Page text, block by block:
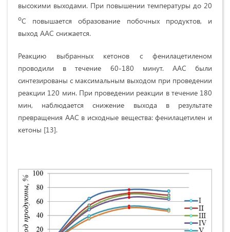
высокими выходами. При повышении температуры до 20
оC повышается образование побочных продуктов, и
выход ААС снижается.
Реакцию выбранных кетонов с фенилацетиленом
проводили в течение 60-180 минут. ААС были
синтезированы с максимальным выходом при проведении
реакции 120 мин. При проведении реакции в течение 180
мин, наблюдается снижение выхода в результате
превращения ААС в исходные вещества: фенилацетилен и
кетоны [13].